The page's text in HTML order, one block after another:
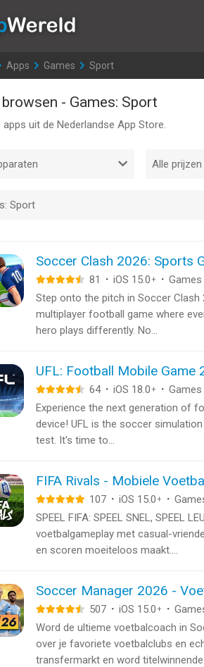
>
Apps >
Games >
Sport
- Games: Sport
uit de Nederlandse App Store.
Soccer Clash 2026: Sports
81 · iOS 15.0 + · Games
Step onto the pitch in Soccer
multiplayer football game where
hero plays differently. No...
UFL: Football Mobile Game
64 · iOS 18.0 + · Games
Experience the next generation of
device! UFL is the soccer
test. It's time to...
FIFA Rivals - Mobiele
107 · iOS 15.0 + ·
SPEEL FIFA: SPEEL SNEL, SPEEL
voetbalgameplay met casual-
en scoren moeiteloos maakt....
Soccer Manager 2026 -
507 · iOS 15.0 + ·
Word de ultieme voetbalcoach in
over je favoriete voetbalclubs en
transfermarkt en word